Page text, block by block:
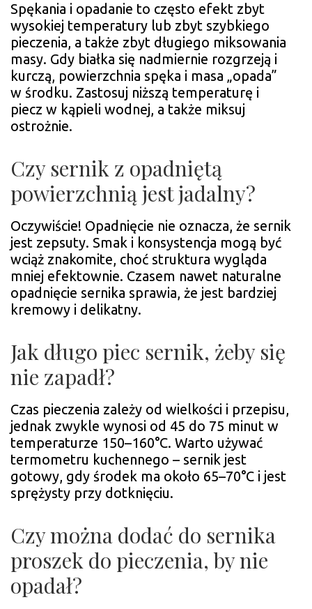
Spękania i opadanie to często efekt zbyt
wysokiej temperatury lub zbyt szybkiego
pieczenia, a także zbyt długiego miksowania
masy. Gdy białka się nadmiernie rozgrzeją i
kurczą, powierzchnia spęka i masa „opada”
w środku. Zastosuj niższą temperaturę i
piecz w kąpieli wodnej, a także miksuj
ostrożnie.
Czy sernik z opadniętą
powierzchnią jest jadalny?
Oczywiście! Opadnięcie nie oznacza, że sernik
jest zepsuty. Smak i konsystencja mogą być
wciąż znakomite, choć struktura wygląda
mniej efektownie. Czasem nawet naturalne
opadnięcie sernika sprawia, że jest bardziej
kremowy i delikatny.
Jak długo piec sernik, żeby się
nie zapadł?
Czas pieczenia zależy od wielkości i przepisu,
jednak zwykle wynosi od 45 do 75 minut w
temperaturze 150–160°C. Warto używać
termometru kuchennego – sernik jest
gotowy, gdy środek ma około 65–70°C i jest
sprężysty przy dotknięciu.
Czy można dodać do sernika
proszek do pieczenia, by nie
opadał?